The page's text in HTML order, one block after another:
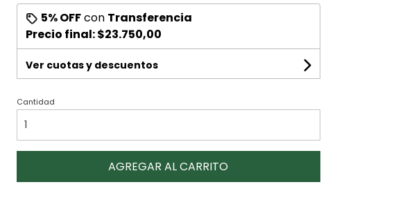
5% OFFcon Transferencia
Precio final:$23.750,00
Ver cuotas y descuentos
Cantidad
AGREGAR AL CARRITO